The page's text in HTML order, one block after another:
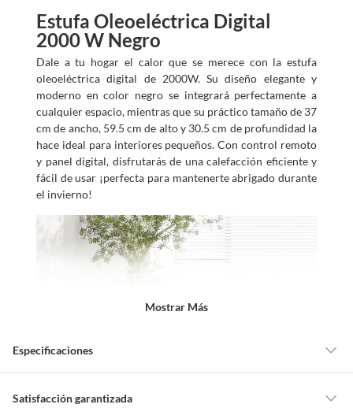
Estufa Oleoeléctrica Digital
2000 W Negro
Dale a tu hogar el calor que se merece con la estufa
oleoeléctrica digital de 2000W. Su diseño elegante y
moderno en color negro se integrará perfectamente a
cualquier espacio, mientras que su práctico tamaño de 37
cm de ancho, 59.5 cm de alto y 30.5 cm de profundidad la
hace ideal para interiores pequeños. Con control remoto
y panel digital, disfrutarás de una calefacción eficiente y
fácil de usar ¡perfecta para mantenerte abrigado durante
el invierno!
Mostrar Más
Especificaciones
Detalle de la garantía
Satisfacción garantizada